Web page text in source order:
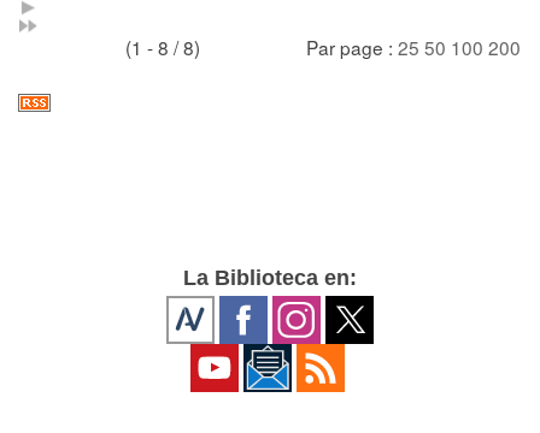
(1 - 8 / 8) Par page : 25 50 100 200
La Biblioteca en: